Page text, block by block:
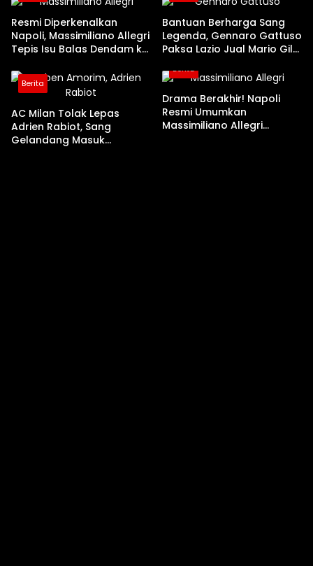
Resmi Diperkenalkan
Napoli, Massimiliano Allegri
Tepis Isu Balas Dendam ke
Bantuan Berharga Sang
Legenda, Gennaro Gattuso
Paksa Lazio Jual Mario Gila
Berita
AC Milan Tolak Lepas
Adrien Rabiot, Sang
Gelandang Masuk
Berita
Drama Berakhir! Napoli
Resmi Umumkan
Massimiliano Allegri